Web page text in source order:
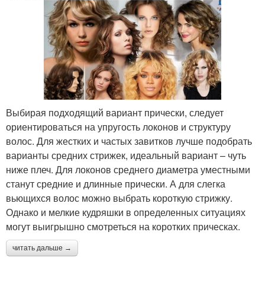
Выбирая подходящий вариант прически, следует
ориентироваться на упругость локонов и структуру
волос. Для жестких и частых завитков лучше подобрать
варианты средних стрижек, идеальный вариант – чуть
ниже плеч. Для локонов среднего диаметра уместными
станут средние и длинные прически. А для слегка
вьющихся волос можно выбрать короткую стрижку.
Однако и мелкие кудряшки в определенных ситуациях
могут выигрышно смотреться на коротких прическах.
читать дальше →